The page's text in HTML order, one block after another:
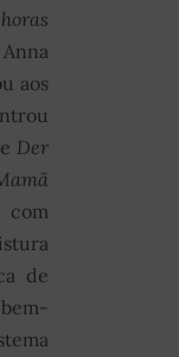
aos
Der
de